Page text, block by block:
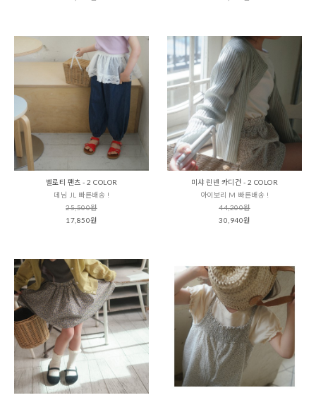
벨로티 팬츠 - 2 COLOR
데님 JL 빠른배송 !
25,500원
17,850원
미샤 린넨 카디건 - 2 COLOR
아이보리 M 빠른배송 !
44,200원
30,940원